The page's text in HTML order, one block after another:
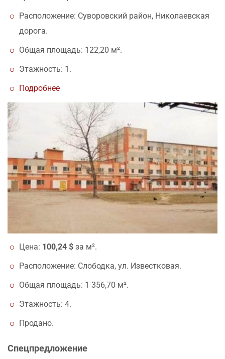
Расположение: Суворовский район, Николаевская
дорога.
Общая площадь: 122,20 м².
Этажность: 1.
Подробнее
Цена: 100,24 $ за м².
Расположение: Слободка, ул. Известковая.
Общая площадь: 1 356,70 м².
Этажность: 4.
Продано.
Спецпредложение